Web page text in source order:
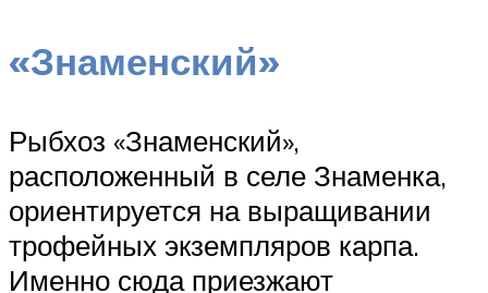
«Знаменский»
Рыбхоз «Знаменский»,
расположенный в селе Знаменка,
ориентируется на выращивании
трофейных экземпляров карпа.
Именно сюда приезжают